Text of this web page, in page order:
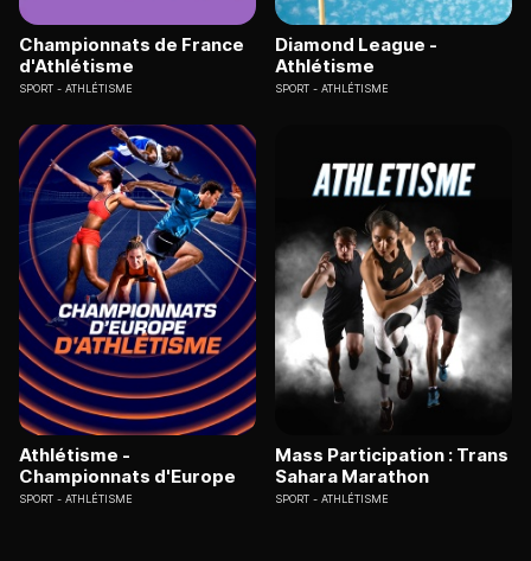
Championnats de France
d'Athlétisme
SPORT ATHLÉTISME
Diamond League -
Athlétisme
SPORT ATHLÉTISME
Athlétisme -
Championnats d'Europe
SPORT ATHLÉTISME
Mass Participation : Trans
Sahara Marathon
SPORT ATHLÉTISME